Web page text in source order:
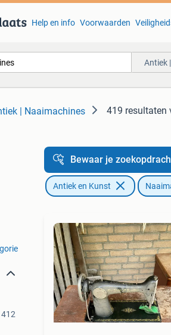
Help en info Voorwaarden
Antiek
| Naaimachines 419 resultaten
412
Bewaar je
Antiek en Kunst